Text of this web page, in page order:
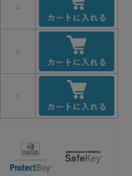
△
△
△